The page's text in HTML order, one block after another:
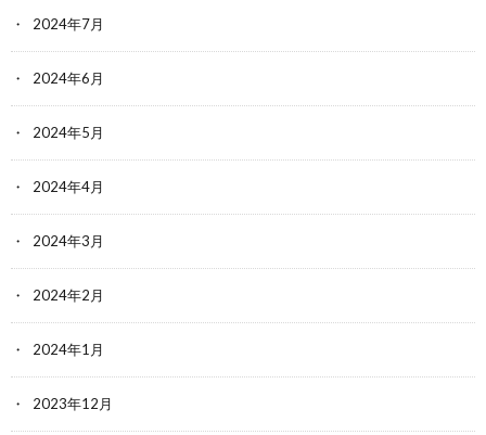
2024年7月
2024年6月
2024年5月
2024年4月
2024年3月
2024年2月
2024年1月
2023年12月